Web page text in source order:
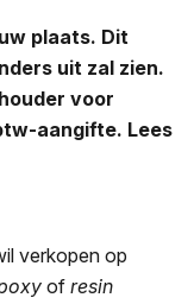
plaats. Dit
uit zal zien.
voor
aangifte. Lees
verkopen op
of resin